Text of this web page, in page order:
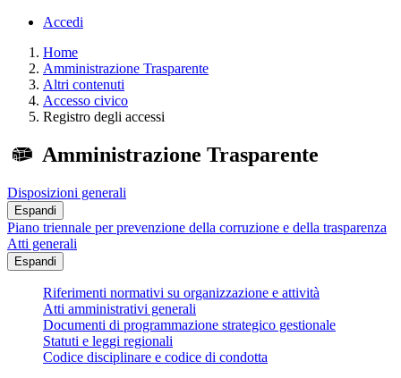
Accedi
Home
Amministrazione Trasparente
Altri contenuti
Accesso civico
Registro degli accessi
Amministrazione Trasparente
Disposizioni generali
Espandi
Piano triennale per prevenzione della corruzione e della trasparenza
Atti generali
Espandi
Riferimenti normativi su organizzazione e attività
Atti amministrativi generali
Documenti di programmazione strategico gestionale
Statuti e leggi regionali
Codice disciplinare e codice di condotta